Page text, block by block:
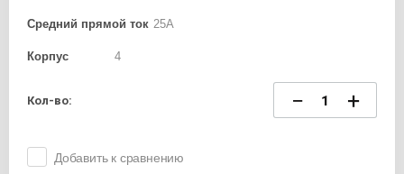
Средний прямой ток 25А
Корпус 4
Кол-во: − +
Добавить к сравнению